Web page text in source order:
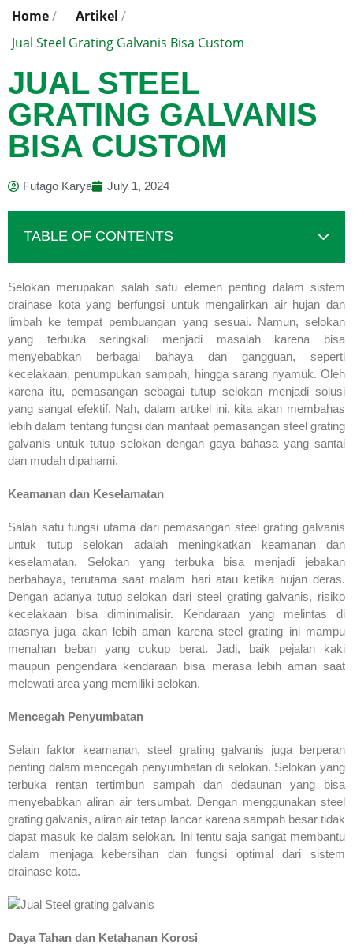
Home/ Artikel /
Jual Steel Grating Galvanis Bisa Custom
JUAL STEEL
GRATING GALVANIS
BISA CUSTOM
Futago Karya July 1, 2024
TABLE OF CONTENTS
Selokan merupakan salah satu elemen penting dalam sistem
drainase kota yang berfungsi untuk mengalirkan air hujan dan
limbah ke tempat pembuangan yang sesuai. Namun, selokan
yang terbuka seringkali menjadi masalah karena bisa
menyebabkan berbagai bahaya dan gangguan, seperti
kecelakaan, penumpukan sampah, hingga sarang nyamuk. Oleh
karena itu, pemasangan sebagai tutup selokan menjadi solusi
yang sangat efektif. Nah, dalam artikel ini, kita akan membahas
lebih dalam tentang fungsi dan manfaat pemasangan steel grating
galvanis untuk tutup selokan dengan gaya bahasa yang santai
dan mudah dipahami.
Keamanan dan Keselamatan
Salah satu fungsi utama dari pemasangan steel grating galvanis
untuk tutup selokan adalah meningkatkan keamanan dan
keselamatan. Selokan yang terbuka bisa menjadi jebakan
berbahaya, terutama saat malam hari atau ketika hujan deras.
Dengan adanya tutup selokan dari steel grating galvanis, risiko
kecelakaan bisa diminimalisir. Kendaraan yang melintas di
atasnya juga akan lebih aman karena steel grating ini mampu
menahan beban yang cukup berat. Jadi, baik pejalan kaki
maupun pengendara kendaraan bisa merasa lebih aman saat
melewati area yang memiliki selokan.
Mencegah Penyumbatan
Selain faktor keamanan, steel grating galvanis juga berperan
penting dalam mencegah penyumbatan di selokan. Selokan yang
terbuka rentan tertimbun sampah dan dedaunan yang bisa
menyebabkan aliran air tersumbat. Dengan menggunakan steel
grating galvanis, aliran air tetap lancar karena sampah besar tidak
dapat masuk ke dalam selokan. Ini tentu saja sangat membantu
dalam menjaga kebersihan dan fungsi optimal dari sistem
drainase kota.
Daya Tahan dan Ketahanan Korosi